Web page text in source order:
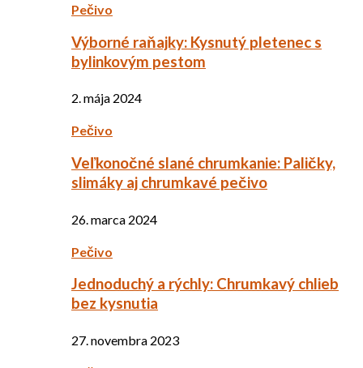
Pečivo
Výborné raňajky: Kysnutý pletenec s
bylinkovým pestom
2. mája 2024
Pečivo
Veľkonočné slané chrumkanie: Paličky,
slimáky aj chrumkavé pečivo
26. marca 2024
Pečivo
Jednoduchý a rýchly: Chrumkavý chlieb
bez kysnutia
27. novembra 2023